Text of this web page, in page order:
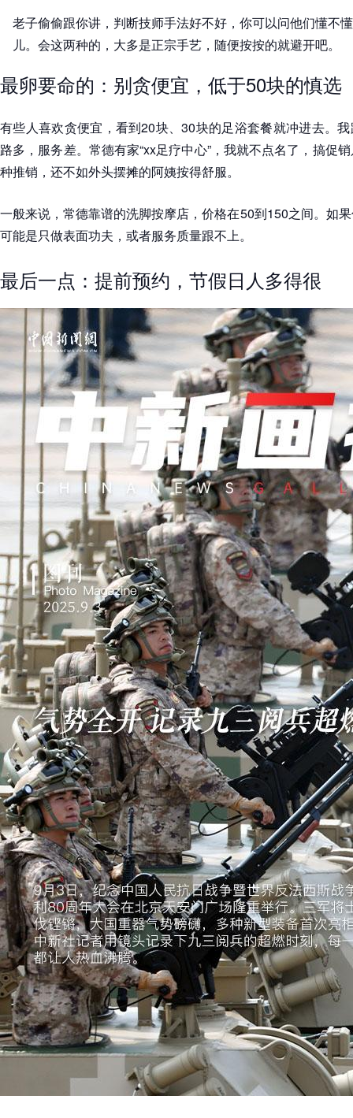
老子偷偷跟你讲，判断技师手法好不好，你可以问他们懂不懂
儿。会这两种的，大多是正宗手艺，随便按按的就避开吧。
最卵要命的：别贪便宜，低于50块的慎选
有些人喜欢贪便宜，看到20块、30块的足浴套餐就冲进去。
路多，服务差。常德有家“xx足疗中心”，我就不点名了，搞促
种推销，还不如外头摆摊的阿姨按得舒服。
一般来说，常德靠谱的洗脚按摩店，价格在50到150之间。如
可能是只做表面功夫，或者服务质量跟不上。
最后一点：提前预约，节假日人多得很